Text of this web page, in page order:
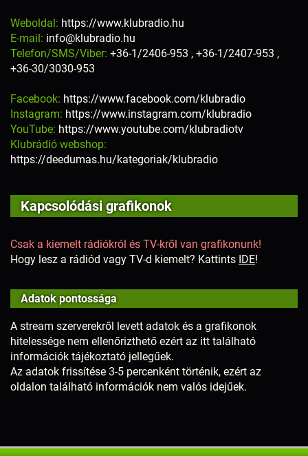
Weboldal: https://www.klubradio.hu
E-mail: info@klubradio.hu
Telefon/SMS/Viber: +36-1/2406-953 , +36-1/2407-953 ,
+36-30/3030-953
Facebook: https://www.facebook.com/klubradio
Instagram: https://www.instagram.com/klubradio
YouTube: https://www.youtube.com/klubradiotv
Klubrádió webshop:
https://deedumas.hu/kategoriak/klubradio
Kapcsolódási grafikonok
Csak a kiemelt rádiókról és TV-kről van grafikonunk!
Hogy lesz a rádiód vagy TV-d kiemelt? Kattints IDE!
Adatok pontossága
A stream szerverekről levett adatok és a grafikonok
hitelessége nem ellenőrizthető ezért az itt található
információk tájékoztató jellegűek.
Az adatok frissítése 3-5 percenként történik, ezért az
oldalon található információk nem valós idejűek.